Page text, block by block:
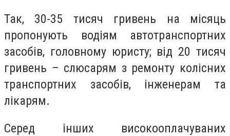
Так, 30-35 тисяч гривень на місяць
пропонують водіям автотранспортних
засобів, головному юристу; від 20 тисяч
гривень – слюсарям з ремонту колісних
транспортних засобів, інженерам та
лікарям.
Серед інших високооплачуваних